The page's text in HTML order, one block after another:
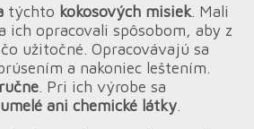
týchto kokosových misiek. Mali
ich opracovali spôsobom, aby z
užitočné. Opracovávajú sa
a nakoniec leštením.
ručne. Pri ich výrobe sa
ani chemické látky.